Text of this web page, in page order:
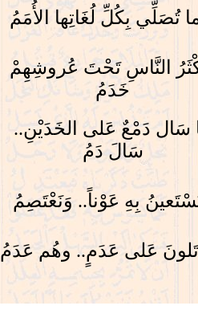
تُصَلِّي بِكُلِّ لُغَاتِها الأُمَمُ
النَّاسِ تَحْتَ عُروشِهِمْ
خَدَمُ
سَال دَمْعٌ عَلى الخَدَيْنِ..
سَالَ دَمُ
بِهِ عَوْناً.. وَنَعْتَصِمُ
عَلى عَدَمٍ.. وهُم عَدَمُ